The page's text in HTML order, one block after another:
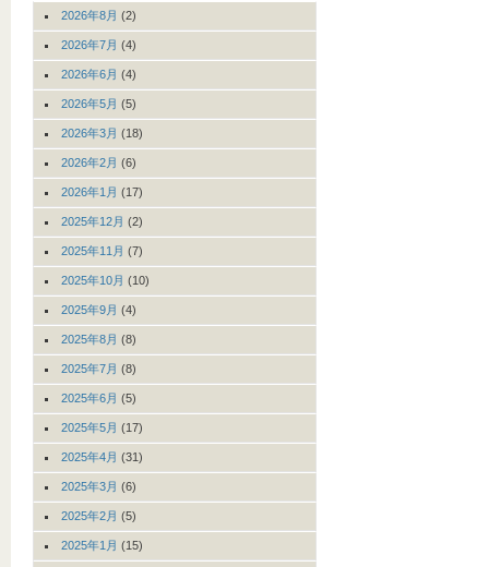
2026年8月 (2)
2026年7月 (4)
2026年6月 (4)
2026年5月 (5)
2026年3月 (18)
2026年2月 (6)
2026年1月 (17)
2025年12月 (2)
2025年11月 (7)
2025年10月 (10)
2025年9月 (4)
2025年8月 (8)
2025年7月 (8)
2025年6月 (5)
2025年5月 (17)
2025年4月 (31)
2025年3月 (6)
2025年2月 (5)
2025年1月 (15)